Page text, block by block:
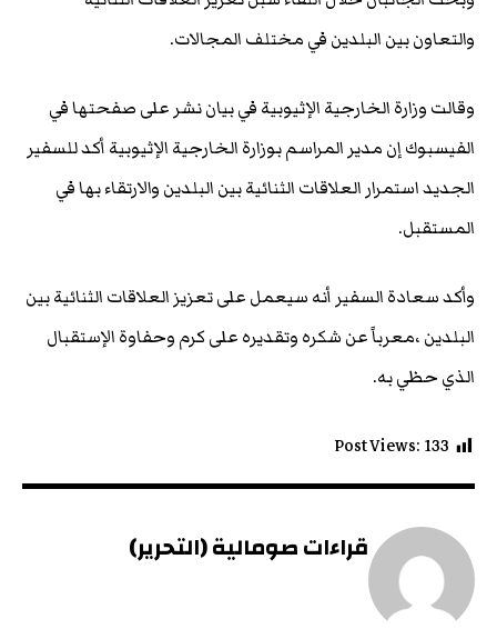
والتعاون بين البلدين في مختلف المجالات.
وقالت وزارة الخارجية الإثيوبية في بيان نشر على صفحتها في
الفيسبوك إن مدير المراسم بوزارة الخارجية الإثيوبية أكد للسفير
الجديد استمرار العلاقات الثنائية بين البلدين والارتقاء بها في
المستقبل.
وأكد سعادة السفير أنه سيعمل على تعزيز العلاقات الثنائية بين
البلدين ،معرباً عن شكره وتقديره على كرم وحفاوة الإستقبال
الذي حظي به.
Post Views: 133
قراءات صومالية (التحرير)